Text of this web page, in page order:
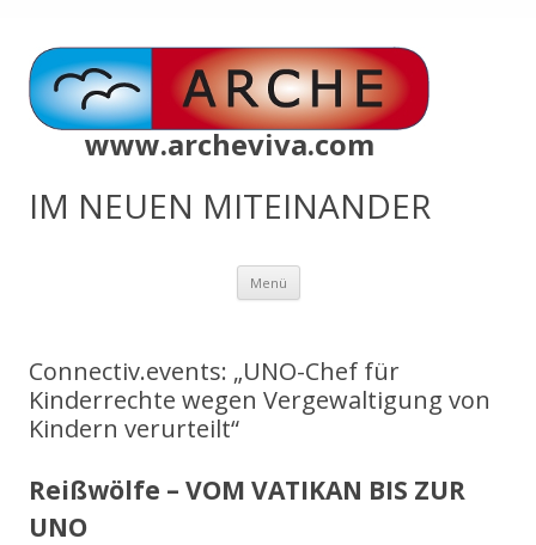
www.archeviva.com
IM NEUEN MITEINANDER
Menü Zum
springen
Connectiv.events: „UNO-Chef für
Kinderrechte wegen Vergewaltigung von
Kindern verurteilt“
Reißwölfe – VOM VATIKAN BIS ZUR
UNO